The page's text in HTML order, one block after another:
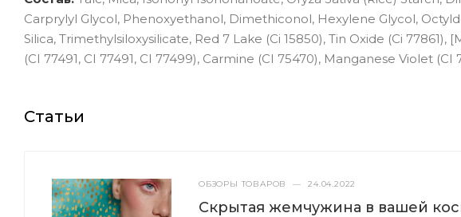
Carprylyl Glycol, Phenoxyethanol, Dimethiconol, Hexylene Glycol,
Silica, Trimethylsiloxysilicate, Red 7 Lake (Ci 15850), Tin Oxide (Ci
(CI 77491, CI 77491, CI 77499), Carmine (CI 75470), Manganese Violet (CI
Статьи
ОБЗОРЫ ТОВАРОВ — 24.04.2022
Скрытая жемчужина в вашей